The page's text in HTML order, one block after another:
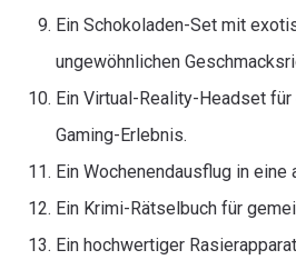
Ein Schokoladen-Set mit
ungewöhnlichen
Ein Virtual-Reality-Headset
Gaming-Erlebnis.
Ein Wochenendausflug in eine
Ein Krimi-Rätselbuch für
Ein hochwertiger